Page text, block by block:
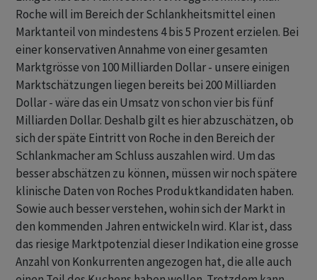
Roche will im Bereich der Schlankheitsmittel einen
Marktanteil von mindestens 4 bis 5 Prozent erzielen. Bei
einer konservativen Annahme von einer gesamten
Marktgrösse von 100 Milliarden Dollar - unsere einigen
Marktschätzungen liegen bereits bei 200 Milliarden
Dollar - wäre das ein Umsatz von schon vier bis fünf
Milliarden Dollar. Deshalb gilt es hier abzuschätzen, ob
sich der späte Eintritt von Roche in den Bereich der
Schlankmacher am Schluss auszahlen wird. Um das
besser abschätzen zu können, müssen wir noch spätere
klinische Daten von Roches Produktkandidaten haben.
Sowie auch besser verstehen, wohin sich der Markt in
den kommenden Jahren entwickeln wird. Klar ist, dass
das riesige Marktpotenzial dieser Indikation eine grosse
Anzahl von Konkurrenten angezogen hat, die alle auch